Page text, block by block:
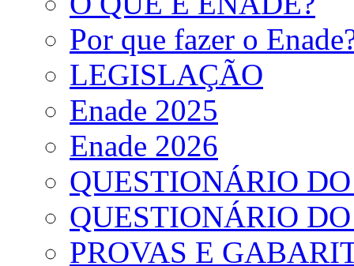
Por que fazer o
LEGISLAÇÃO
Enade 2025
Enade 2026
QUESTIONÁRIO
QUESTIONÁRIO
PROVAS E